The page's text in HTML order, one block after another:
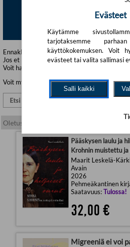
Ennakkoon tilatut kirjat toimitamme heti
Jos et löydä haluamaasi kirjaa tästä, hae
Voit hakea kirjan nimellä, kirjailijalla tai ISBN-
Voit myös ottaa meihin yhteyttä:
Pääskysen laulu ja
Krohnin muistettu
Maarit Leskelä-
Avain
2026
Pehmeäkantinen
Saatavuus:Tulossa!
32,00 €
Migreeniä ei voi
Evästeet
Käytämme
tarjotaksemme
käyttökokemuksen. Voit
evästeet tai valita sallimasi
Salli kaikki